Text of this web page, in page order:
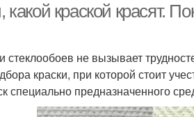
краской красят.
стеклообоев не вызывает
краски, при которой стоит
специально предназначенного